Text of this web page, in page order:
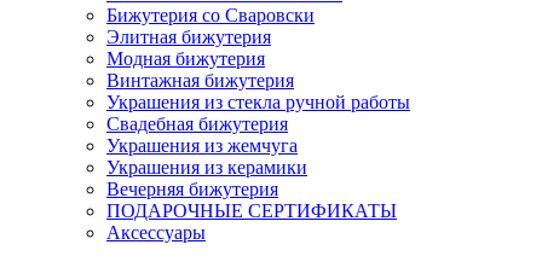
Бижутерия со Сваровски
Элитная бижутерия
Модная бижутерия
Винтажная бижутерия
Украшения из стекла ручной работы
Свадебная бижутерия
Украшения из жемчуга
Украшения из керамики
Вечерняя бижутерия
ПОДАРОЧНЫЕ СЕРТИФИКАТЫ
Аксессуары